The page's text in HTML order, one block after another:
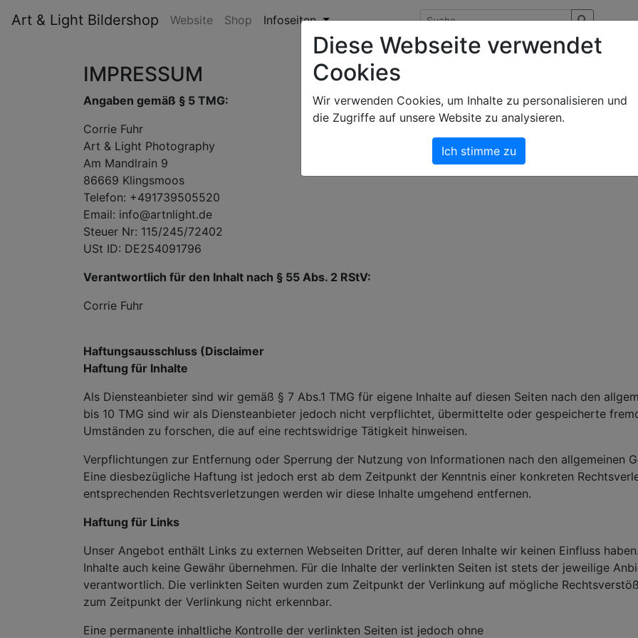
Art & Light Bildershop Website Shop Infoseiten
IMPRESSUM
Angaben gemäß § 5 TMG:
Corrie Fuhr
Art & Light Photography
Am Mandlrain 9
86669 Klingsmoos
Telefon: +491739505520
Email: info@artnlight.de
Steuer Nr: 115/245/72402
USt ID: DE254091796
Verantwortlich für den Inhalt nach § 55 Abs. 2 RStV:
Corrie Fuhr
Haftungsausschluss (Disclaimer
Haftung für Inhalte
Als Diensteanbieter sind wir gemäß § 7 Abs.1 TMG für eigene Inhalte auf diesen Seiten nach den
bis 10 TMG sind wir als Diensteanbieter jedoch nicht verpflichtet, übermittelte oder gespeicherte
Umständen zu forschen, die auf eine rechtswidrige Tätigkeit hinweisen.
Verpflichtungen zur Entfernung oder Sperrung der Nutzung von Informationen nach den allgemeinen
Eine diesbezügliche Haftung ist jedoch erst ab dem Zeitpunkt der Kenntnis einer konkreten
entsprechenden Rechtsverletzungen werden wir diese Inhalte umgehend entfernen.
Haftung für Links
Unser Angebot enthält Links zu externen Webseiten Dritter, auf deren Inhalte wir keinen Einfluss
Inhalte auch keine Gewähr übernehmen. Für die Inhalte der verlinkten Seiten ist stets der jeweilige
verantwortlich. Die verlinkten Seiten wurden zum Zeitpunkt der Verlinkung auf mögliche
zum Zeitpunkt der Verlinkung nicht erkennbar.
Eine permanente inhaltliche Kontrolle der verlinkten Seiten ist jedoch ohne
Diese Webseite verwendet
Cookies
Wir verwenden Cookies, um Inhalte zu personalisieren und
die Zugriffe auf unsere Website zu analysieren.
Ich stimme zu